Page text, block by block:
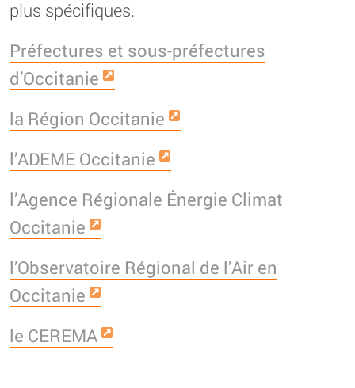
plus spécifiques.
Préfectures et sous-préfectures
d’Occitanie
la Région Occitanie
l’ADEME Occitanie
l’Agence Régionale Énergie Climat
Occitanie
l’Observatoire Régional de l’Air en
Occitanie
le CEREMA